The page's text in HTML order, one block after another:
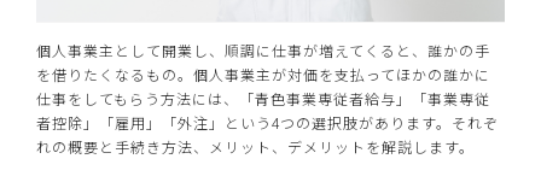
個人事業主として開業し、順調に仕事が増えてくると、誰かの手
を借りたくなるもの。個人事業主が対価を支払ってほかの誰かに
仕事をしてもらう方法には、「青色事業専従者給与」「事業専従
者控除」「雇用」「外注」という4つの選択肢があります。それぞ
れの概要と手続き方法、メリット、デメリットを解説します。